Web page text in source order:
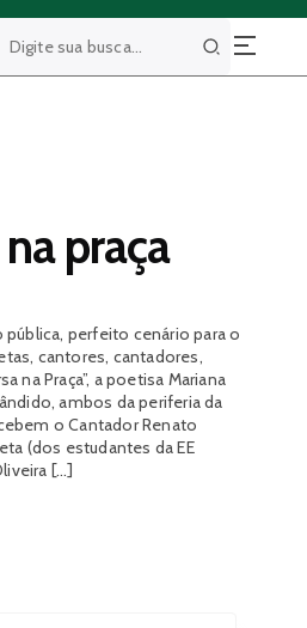
Buscar
praça
pública, perfeito cenário para o
cantores, cantadores,
na Praça”, a poetisa Mariana
ambos da periferia da
o Cantador Renato
(dos estudantes da EE
[…]